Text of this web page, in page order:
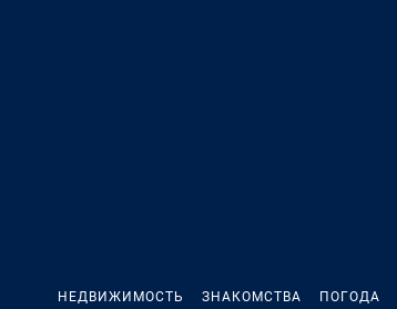
НЕДВИЖИМОСТЬ ЗНАКОМСТВА ПОГОДА